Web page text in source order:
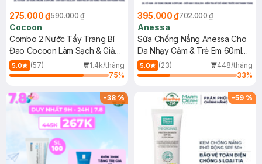
275.000 ₫590.000 ₫
Cocoon
Combo 2 Nước Tẩy Trang Bí
Đao Cocoon Làm Sạch & Giảm
Dầu 500ml
5.0 (57)
1.4k/tháng
75%
395.000 ₫702.000 ₫
Anessa
Sữa Chống Nắng Anessa Cho
Da Nhạy Cảm & Trẻ Em 60ml
(Mới)
5.0 (23)
448/tháng
33%
-38% -59 %